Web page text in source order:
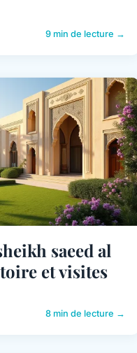
9 min de lecture →
saeed al
et visites
8 min de lecture →